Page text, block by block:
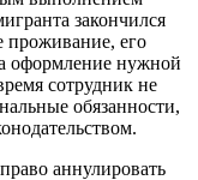
закончился
проживание, его
оформление нужной
сотрудник не
обязанности,
аннулировать